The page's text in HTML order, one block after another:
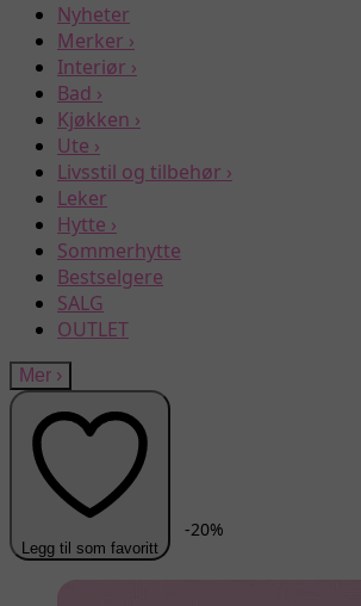
Nyheter
Merker ›
Interiør ›
Bad ›
Kjøkken ›
Ute ›
Livsstil og tilbehør ›
Leker
Hytte ›
Sommerhytte
Bestselgere
SALG
OUTLET
Mer ›
Legg til som favoritt
-20%